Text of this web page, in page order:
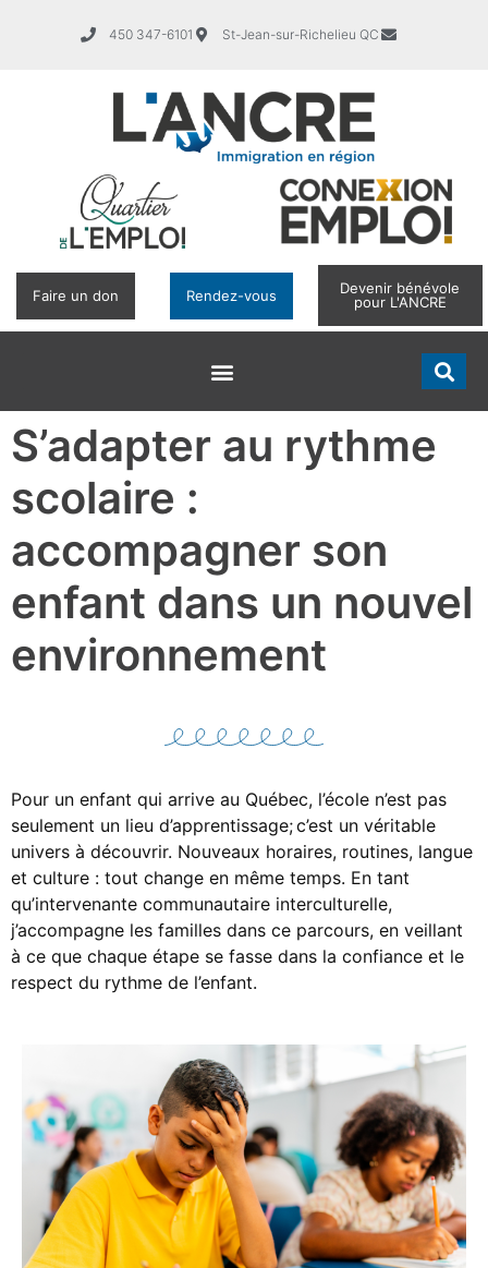
450 347-6101 St-Jean-sur-Richelieu QC
Faire un don Rendez-vous
Devenir bénévole
pour L'ANCRE
S’adapter au rythme
scolaire :
accompagner son
enfant dans un nouvel
environnement
Pour un enfant qui arrive au Québec, l’école n’est pas
seulement un lieu d’apprentissage; c’est un véritable
univers à découvrir. Nouveaux horaires, routines, langue
et culture : tout change en même temps. En tant
qu’intervenante communautaire interculturelle,
j’accompagne les familles dans ce parcours, en veillant
à ce que chaque étape se fasse dans la confiance et le
respect du rythme de l’enfant.